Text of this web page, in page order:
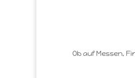
Ob auf Messen,